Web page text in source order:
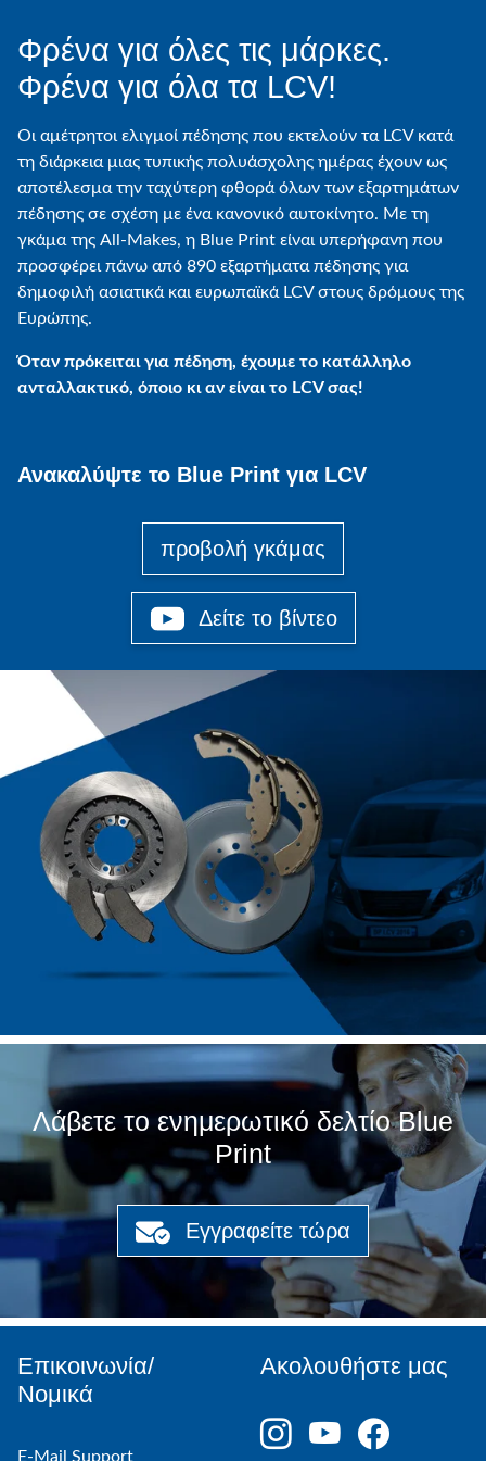
Φρένα για όλες τις μάρκες.
Φρένα για όλα τα LCV!
Οι αμέτρητοι ελιγμοί πέδησης που εκτελούν τα LCV κατά
τη διάρκεια μιας τυπικής πολυάσχολης ημέρας έχουν ως
αποτέλεσμα την ταχύτερη φθορά όλων των εξαρτημάτων
πέδησης σε σχέση με ένα κανονικό αυτοκίνητο. Με τη
γκάμα της All-Makes, η Blue Print είναι υπερήφανη που
προσφέρει πάνω από 890 εξαρτήματα πέδησης για
δημοφιλή ασιατικά και ευρωπαϊκά LCV στους δρόμους της
Ευρώπης.
Όταν πρόκειται για πέδηση, έχουμε το κατάλληλο
ανταλλακτικό, όποιο κι αν είναι το LCV σας!
Ανακαλύψτε το Blue Print για LCV
προβολή γκάμας
Δείτε το βίντεο
Λάβετε το ενημερωτικό δελτίο Blue
Print
Εγγραφείτε τώρα
Επικοινωνία/
Νομικά
E-Mail Support
Ακολουθήστε μας